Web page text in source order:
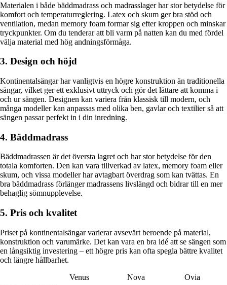
Materialen i både bäddmadrass och madrasslager har stor betydelse för
komfort och temperaturreglering. Latex och skum ger bra stöd och
ventilation, medan memory foam formar sig efter kroppen och minskar
tryckpunkter. Om du tenderar att bli varm på natten kan du med fördel
välja material med hög andningsförmåga.
3. Design och höjd
Kontinentalsängar har vanligtvis en högre konstruktion än traditionella
sängar, vilket ger ett exklusivt uttryck och gör det lättare att komma i
och ur sängen. Designen kan variera från klassisk till modern, och
många modeller kan anpassas med olika ben, gavlar och textilier så att
sängen passar perfekt in i din inredning.
4. Bäddmadrass
Bäddmadrassen är det översta lagret och har stor betydelse för den
totala komforten. Den kan vara tillverkad av latex, memory foam eller
skum, och vissa modeller har avtagbart överdrag som kan tvättas. En
bra bäddmadrass förlänger madrassens livslängd och bidrar till en mer
behaglig sömnupplevelse.
5. Pris och kvalitet
Priset på kontinentalsängar varierar avsevärt beroende på material,
konstruktion och varumärke. Det kan vara en bra idé att se sängen som
en långsiktig investering – ett högre pris kan ofta spegla bättre kvalitet
och längre hållbarhet.
Venus Nova Ovia